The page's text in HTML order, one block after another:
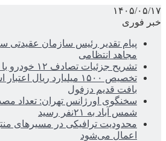
۱۴۰۵/۰۵/۱۷
خبر فوری
پیام تقدیر رئیس سازمان عقیدتی
مجاهد انتظامی
تشریح جزئیات تصادف ۱۲ خودرو با ۱۹ مصدوم
تخصیص ۱۵۰۰ میلیارد ریال
بافت قدیم دزفول
سخنگوی اورژانس تهران: تعداد
شمس آباد به ۲۱نفر رسید
محدودیت ترافیکی در مسیرهای
اعمال می‌شود